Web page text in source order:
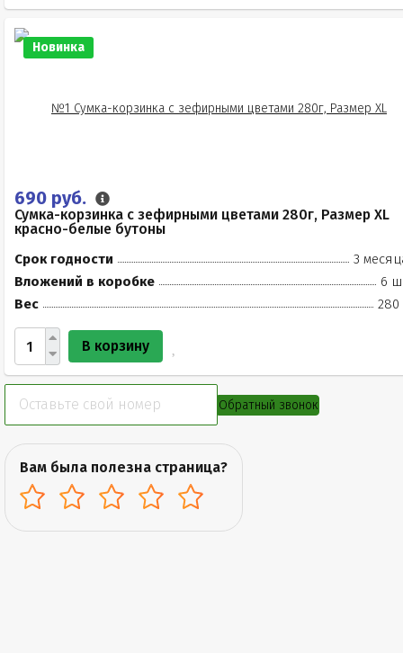
Новинка
690 руб.
Сумка-корзинка с зефирными цветами 280г, Размер XL
красно-белые бутоны
Срок годности
3
Вложений в коробке
6
Вес
280
В корзину
Обратный звонок
Вам была полезна страница?